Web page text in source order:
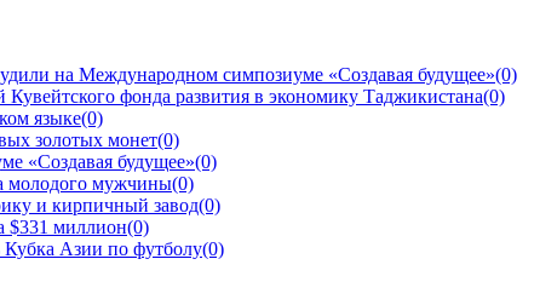
на Международном симпозиуме «Создавая будущее»(0)
фонда развития в экономику Таджикистана(0)
языке(0)
золотых монет(0)
«Создавая будущее»(0)
молодого мужчины(0)
и кирпичный завод(0)
$331 миллион(0)
Азии по футболу(0)